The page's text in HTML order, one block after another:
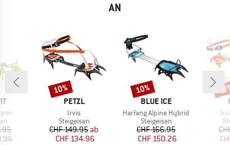
AN
Preis
MARKE
PETZL
Artikel
Irvis
Produktgruppe
Steigeisen
Preis
CHF 149.95reduzierter Preis
ab
CHF 134.96
Rabatt
10%
MARKE
BLUE ICE
Artikel
Harfang Alpine Hybrid
Produktgruppe
Steigeisen
Preis
CHF 166.95reduzierter Preis
CHF 150.26
Rabatt
10%